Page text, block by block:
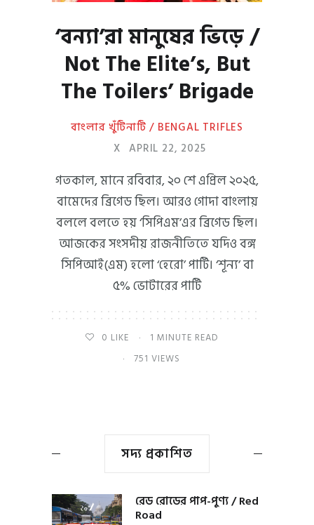
‘বন্যা’রা মানুষের ভিড়ে /
Not The Elite’s, But
The Toilers’ Brigade
বাংলার খুঁটিনাটি / BENGAL TRIFLES
X APRIL 22, 2025
গতকাল, মানে রবিবার, ২০ শে এপ্রিল ২০২৫,
বামেদের ব্রিগেড ছিল। আরও গোদা বাংলায়
বললে বলতে হয় ‘সিপিএম’এর ব্রিগেড ছিল।
আজকের সংসদীয় রাজনীতিতে যদিও বঙ্গ
সিপিআই(এম) হলো ‘হেরো’ পার্টি। ‘শূন্য’ বা
৫% ভোটারের পার্টি
0 LIKE
1 MINUTE READ
751 VIEWS
সদ্য প্রকাশিত
রেড রোডের পাপ-পুণ্য / Red
Road